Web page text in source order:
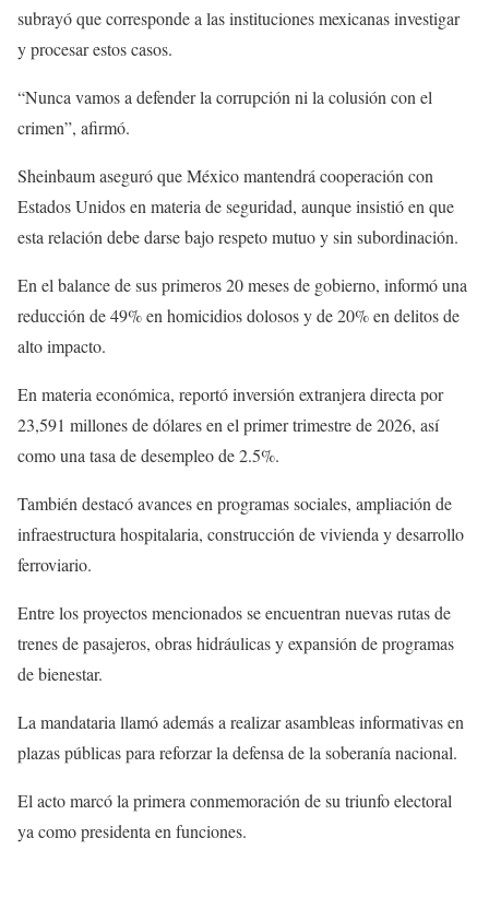
subrayó que corresponde a las instituciones mexicanas investigar
y procesar estos casos.
“Nunca vamos a defender la corrupción ni la colusión con el
crimen”, afirmó.
Sheinbaum aseguró que México mantendrá cooperación con
Estados Unidos en materia de seguridad, aunque insistió en que
esta relación debe darse bajo respeto mutuo y sin subordinación.
En el balance de sus primeros 20 meses de gobierno, informó una
reducción de 49% en homicidios dolosos y de 20% en delitos de
alto impacto.
En materia económica, reportó inversión extranjera directa por
23,591 millones de dólares en el primer trimestre de 2026, así
como una tasa de desempleo de 2.5%.
También destacó avances en programas sociales, ampliación de
infraestructura hospitalaria, construcción de vivienda y desarrollo
ferroviario.
Entre los proyectos mencionados se encuentran nuevas rutas de
trenes de pasajeros, obras hidráulicas y expansión de programas
de bienestar.
La mandataria llamó además a realizar asambleas informativas en
plazas públicas para reforzar la defensa de la soberanía nacional.
El acto marcó la primera conmemoración de su triunfo electoral
ya como presidenta en funciones.